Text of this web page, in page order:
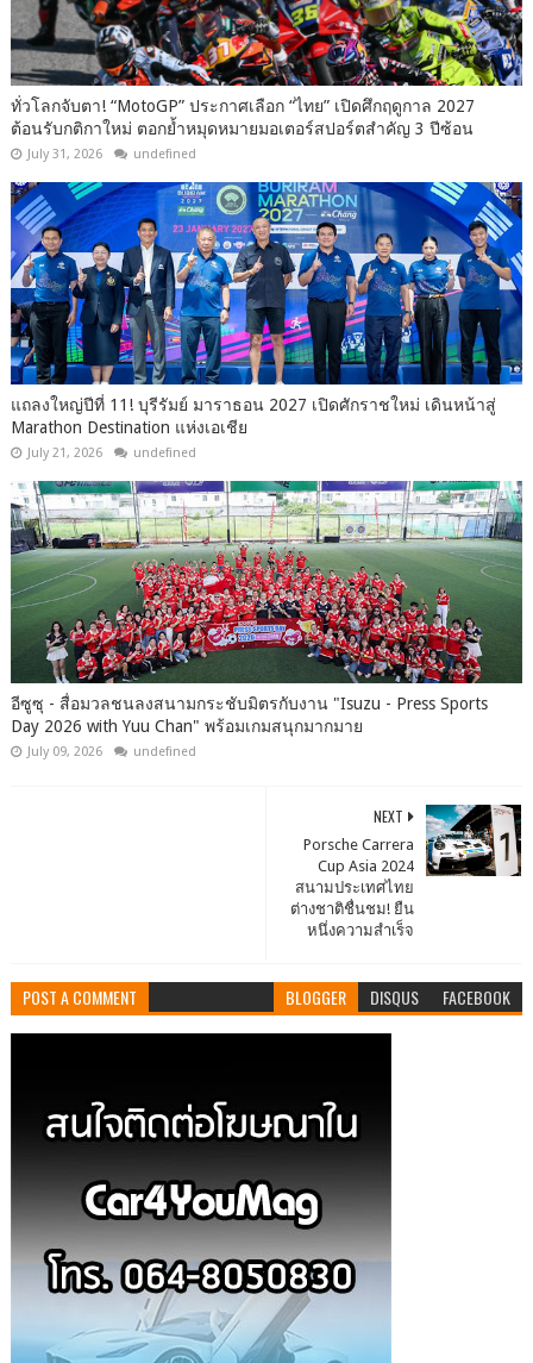
ทั่วโลกจับตา! “MotoGP” ประกาศเลือก “ไทย” เปิดศึกฤดูกาล 2027
ต้อนรับกติกาใหม่ ตอกย้ำหมุดหมายมอเตอร์สปอร์ตสำคัญ 3 ปีซ้อน
July 31, 2026 undefined
แถลงใหญ่ปีที่ 11! บุรีรัมย์ มาราธอน 2027 เปิดศักราชใหม่ เดินหน้าสู่
Marathon Destination แห่งเอเชีย
July 21, 2026 undefined
อีซูซุ - สื่อมวลชนลงสนามกระชับมิตรกับงาน "Isuzu - Press Sports
Day 2026 with Yuu Chan" พร้อมเกมสนุกมากมาย
July 09, 2026 undefined
NEXT
Porsche Carrera
Cup Asia 2024
สนามประเทศไทย
ต่างชาติชื่นชม! ยืน
หนึ่งความสำเร็จ
POST A COMMENT BLOGGER DISQUS FACEBOOK